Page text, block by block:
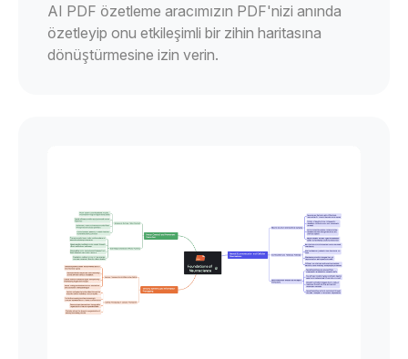
AI PDF özetleme aracımızın PDF'nizi anında
özetleyip onu etkileşimli bir zihin haritasına
dönüştürmesine izin verin.